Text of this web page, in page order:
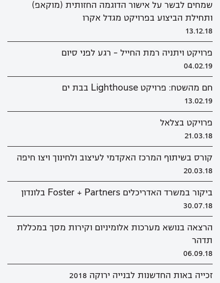
שמחים לבשר על אישור הדוגמה החזותית (מוקאפ)
ותחילת הביצוע בפרויקט מגדל אקרו
13.12.18
פרויקט ויתניה רמת החייל - רגע לפני סיום
04.02.19
חם מהשטח: פרויקט Lighthouse בבת ים
13.02.19
פרויקט בצלאל
21.03.18
קורס בשיתוף המרכז האקדמי לעיצוב ולחינוך ויצו חיפה
20.03.18
ביקור במשרד האדריכלים Foster + Partners בלונדון
30.07.18
הרצאה בנושא מערכות אלומיניום וקירות מסך במכללת
תדהר
06.09.18
זכייה באות החדשנות לבנייה ירוקה 2018